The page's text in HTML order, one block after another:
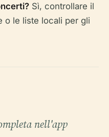
Sì, controllare il
o le liste locali per gli
nell'app